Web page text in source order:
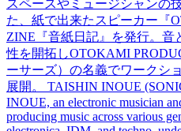
スペースやミュージシャンの
た、紙で出来たスピーカー『
ZINE『音紙日記』を発行。音
性を開拓しOTOKAMI
ーサーズ）の名義でワークシ
展開。 TAISHIN INOUE
INOUE, an electronic musician
producing music across various